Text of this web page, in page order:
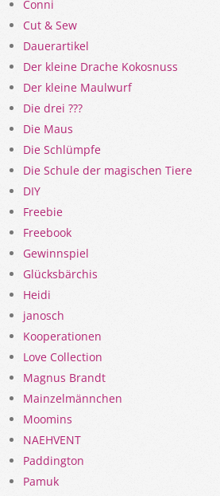
Conni
Cut & Sew
Dauerartikel
Der kleine Drache Kokosnuss
Der kleine Maulwurf
Die drei ???
Die Maus
Die Schlümpfe
Die Schule der magischen Tiere
DIY
Freebie
Freebook
Gewinnspiel
Glücksbärchis
Heidi
janosch
Kooperationen
Love Collection
Magnus Brandt
Mainzelmännchen
Moomins
NAEHVENT
Paddington
Pamuk